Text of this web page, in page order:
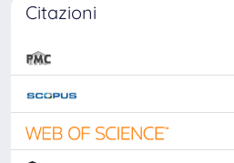
Citazioni